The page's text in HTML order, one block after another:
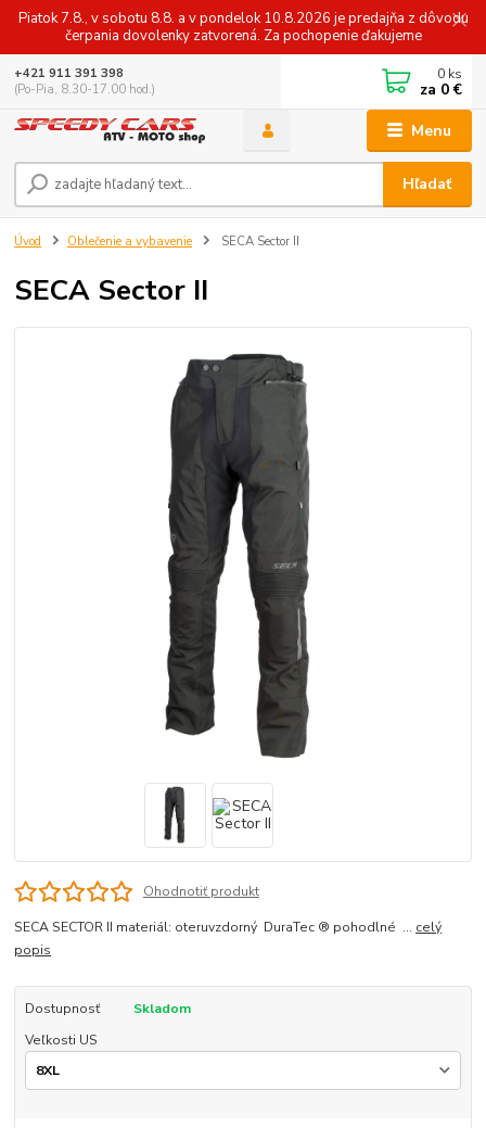
Piatok 7.8., v sobotu 8.8. a v pondelok 10.8.2026 je predajňa z dôvodu
čerpania dovolenky zatvorená. Za pochopenie ďakujeme
Menu
Hľadať
+421 911 391 398
(Po-Pia, 8.30-17.00 hod.)
0 ks
za 0 €
Úvod Oblečenie a vybavenie SECA Sector II
SECA Sector II
Ohodnotiť produkt
SECA SECTOR II materiál: oteruvzdorný DuraTec ® pohodlné ... celý
popis
Dostupnosť
Skladom
Veľkosti US